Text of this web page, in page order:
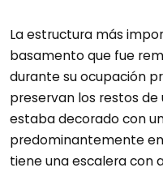
La estructura más
basamento que fue
durante su ocupación
preservan los restos
estaba decorado con
predominantemente
tiene una escalera con